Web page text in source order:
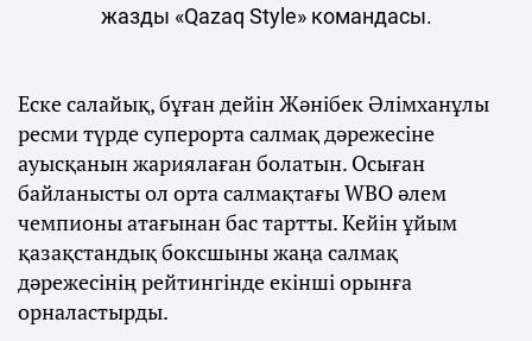
жазды «Qazaq Style» командасы.
Еске салайық, бұған дейін Жәнібек Әлімханұлы
ресми түрде суперорта салмақ дәрежесіне
ауысқанын жариялаған болатын. Осыған
байланысты ол орта салмақтағы WBO әлем
чемпионы атағынан бас тартты. Кейін ұйым
қазақстандық боксшыны жаңа салмақ
дәрежесінің рейтингінде екінші орынға
орналастырды.